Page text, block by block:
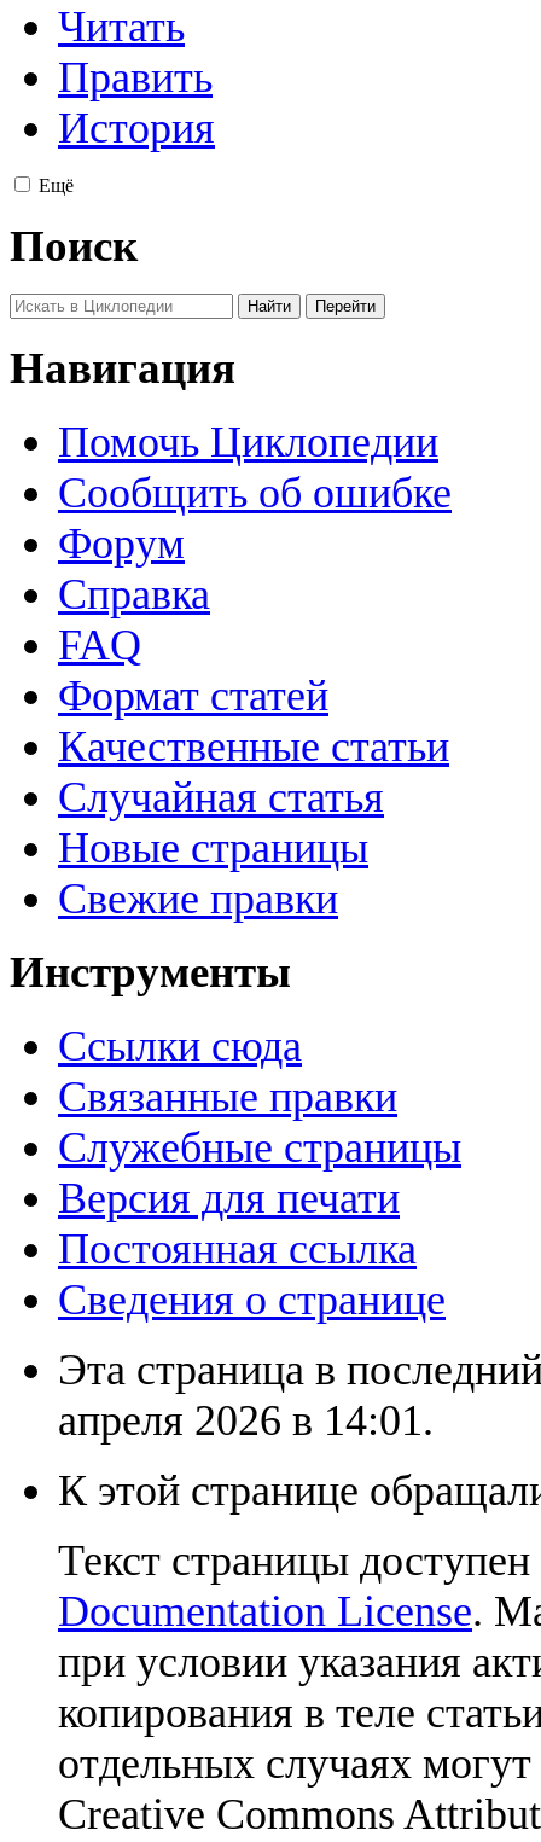
Читать
Править
История
Ещё
Поиск
Навигация
Помочь Циклопедии
Сообщить об ошибке
Форум
Справка
FAQ
Формат статей
Качественные статьи
Случайная статья
Новые страницы
Свежие правки
Инструменты
Ссылки сюда
Связанные правки
Служебные страницы
Версия для печати
Постоянная ссылка
Сведения о странице
Эта страница в
апреля 2026 в 14:01.
К этой странице
Текст страницы
Documentation License.
при условии указания
копирования в теле
отдельных случаях
Creative Commons